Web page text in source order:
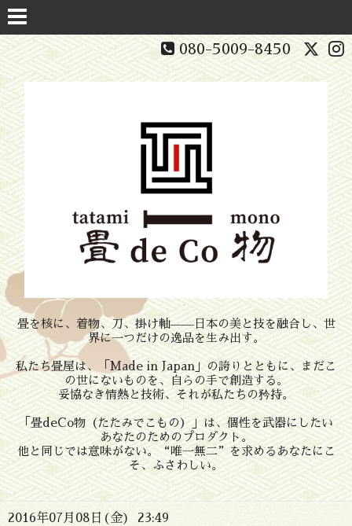
080-5009-8450
畳を核に、着物、刀、掛け軸——日本の美と技を融合し、世
界に一つだけの逸品を生み出す。
私たち畳屋は、「Made in Japan」の誇りとともに、まだこ
の世にないものを、自らの手で創造する。
妥協なき情熱と技術、それが私たちの矜持。
「畳deCo物（たたみでこもの）」は、個性を武器にしたい
あなたのためのプロダクト。
他と同じでは意味がない。“唯一無二”を求めるあなたにこ
そ、ふさわしい。
2016年07月08日(金) 23:49